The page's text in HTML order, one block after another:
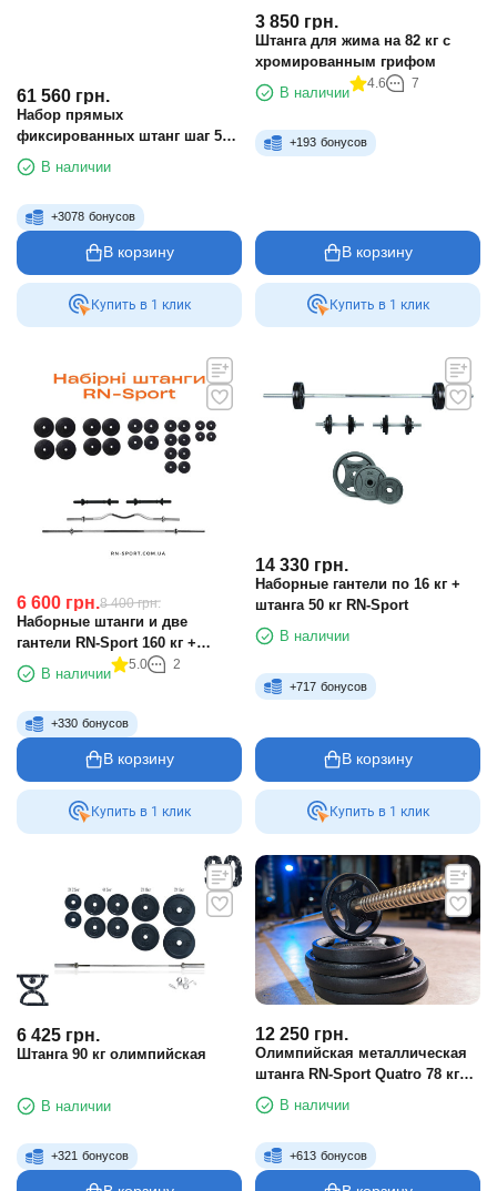
61 560 грн.
Набор прямых
фиксированных штанг шаг 5
вес 270 кг Technogym TGP-10-
50
В наличии
+3078 бонусов
В корзину
Купить в 1 клик
3 850 грн.
Штанга для жима на 82 кг с
хромированным грифом
В наличии
4.6 7
+193 бонусов
В корзину
Купить в 1 клик
6 600 грн.8 400 грн.
Наборные штанги и две
гантели RN-Sport 160 кг +
Перчатки
В наличии
5.0 2
+330 бонусов
В корзину
Купить в 1 клик
14 330 грн.
Наборные гантели по 16 кг +
штанга 50 кг RN-Sport
В наличии
+717 бонусов
В корзину
Купить в 1 клик
6 425 грн.
Штанга 90 кг олимпийская
В наличии
+321 бонусов
12 250 грн.
Олимпийская металлическая
штанга RN-Sport Quatro 78 кг
(2х15, 2х10, 2х5, 2х2.5 + гриф
1.8 м)
В наличии
+613 бонусов